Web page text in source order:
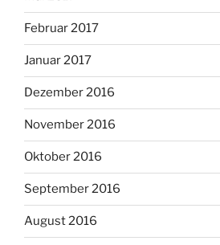
Februar 2017
Januar 2017
Dezember 2016
November 2016
Oktober 2016
September 2016
August 2016